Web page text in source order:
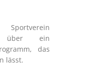
über ein
das
lässt.